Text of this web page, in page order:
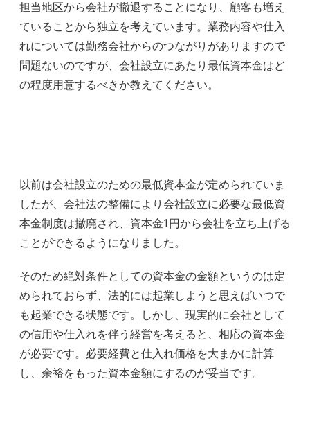
担当地区から会社が撤退することになり、顧客も増え
ていることから独立を考えています。業務内容や仕入
れについては勤務会社からのつながりがありますので
問題ないのですが、会社設立にあたり最低資本金はど
の程度用意するべきか教えてください。
以前は会社設立のための最低資本金が定められていま
したが、会社法の整備により会社設立に必要な最低資
本金制度は撤廃され、資本金1円から会社を立ち上げる
ことができるようになりました。
そのため絶対条件としての資本金の金額というのは定
められておらず、法的には起業しようと思えばいつで
も起業できる状態です。しかし、現実的に会社として
の信用や仕入れを伴う経営を考えると、相応の資本金
が必要です。必要経費と仕入れ価格を大まかに計算
し、余裕をもった資本金額にするのが妥当です。